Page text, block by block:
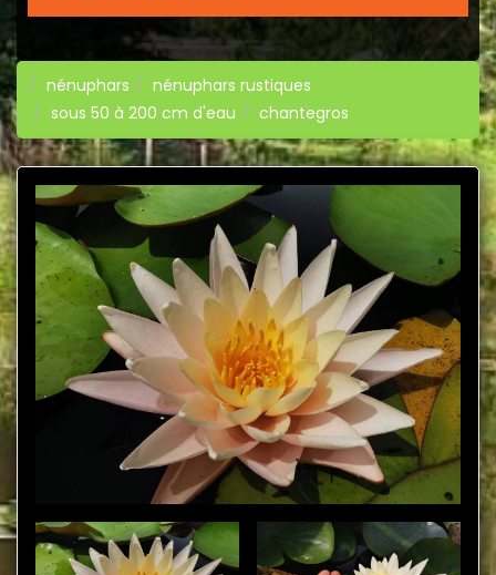
nénuphars
nénuphars rustiques
sous 50 à 200 cm d'eau
chantegros